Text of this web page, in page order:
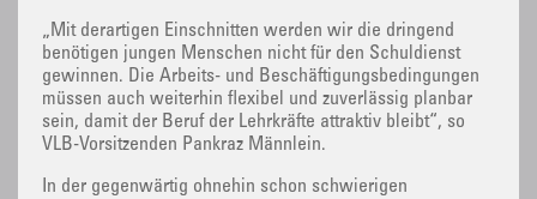
„Mit derartigen Einschnitten werden wir die dringend
benötigen jungen Menschen nicht für den Schuldienst
gewinnen. Die Arbeits- und Beschäftigungsbedingungen
müssen auch weiterhin flexibel und zuverlässig planbar
sein, damit der Beruf der Lehrkräfte attraktiv bleibt“, so
VLB-Vorsitzenden Pankraz Männlein.
In der gegenwärtig ohnehin schon schwierigen